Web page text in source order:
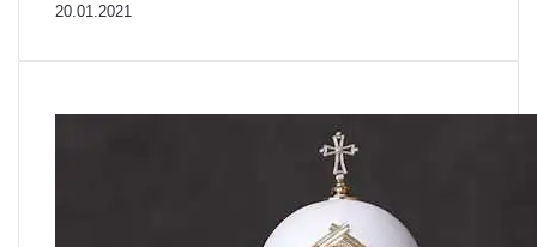
20.01.2021